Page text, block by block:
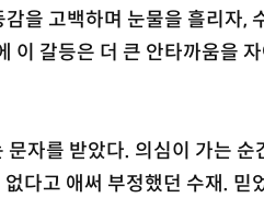
을 고백하며 눈물을 흘리자,
이 갈등은 더 큰 안타까움을
자를 받았다. 의심이 가는 순
다고 애써 부정했던 수재. 믿